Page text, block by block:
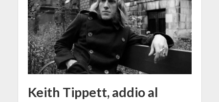
Keith Tippett, addio al